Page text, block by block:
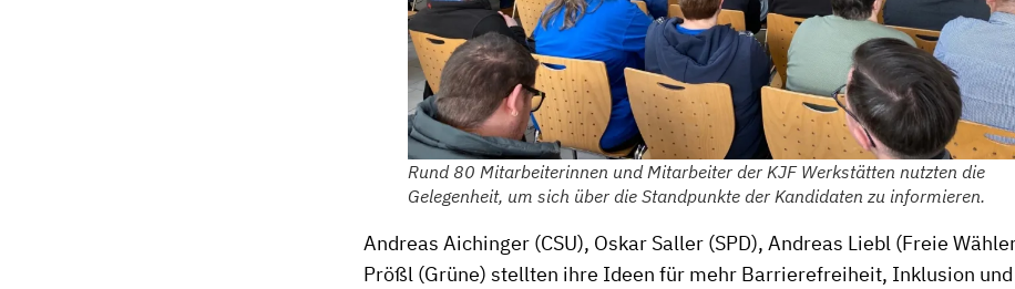
Rund 80 Mitarbeiterinnen und Mitarbeiter der KJF Werkstätten nutzten die
Gelegenheit, um sich über die Standpunkte der Kandidaten zu informieren.
Andreas Aichinger (CSU), Oskar Saller (SPD), Andreas Liebl (Freie
Prößl (Grüne) stellten ihre Ideen für mehr Barrierefreiheit, Inklusion und